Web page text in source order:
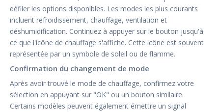
défiler les options disponibles. Les modes les plus courants
incluent refroidissement, chauffage, ventilation et
déshumidification. Continuez à appuyer sur le bouton jusqu'à
ce que l'icône de chauffage s'affiche. Cette icône est souvent
représentée par un symbole de soleil ou de flamme.
Confirmation du changement de mode
Après avoir trouvé le mode de chauffage, confirmez votre
sélection en appuyant sur "OK" ou un bouton similaire.
Certains modèles peuvent également émettre un signal